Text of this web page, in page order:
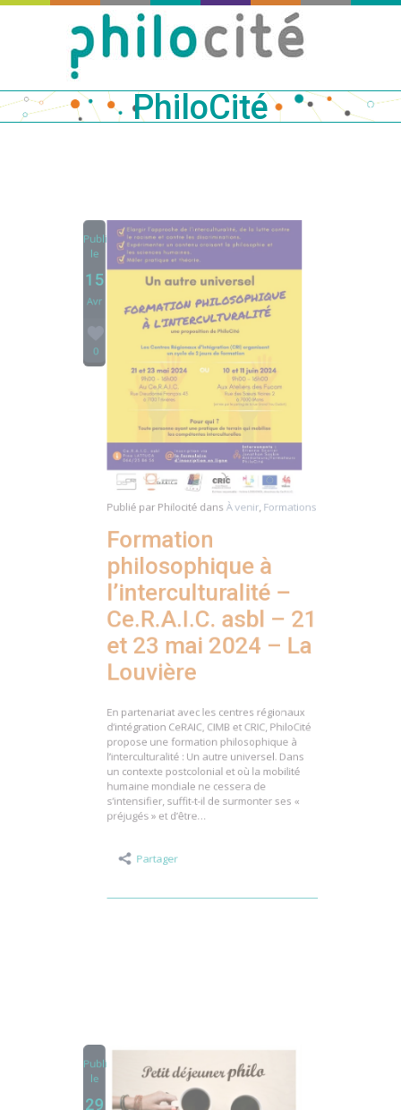
PhiloCité
15
PhilocitédansÀ venir,Formations
Formation
philosophique à
l’interculturalité –
Ce.R.A.I.C. asbl – 21
et 23 mai 2024 – La
Louvière
En partenariat avec les centres régionaux
d’intégration CeRAIC, CIMB et CRIC, PhiloCité
propose une formation philosophique à
l’interculturalité : Un autre universel. Dans
un contexte postcolonial et où la mobilité
humaine mondiale ne cessera de
préjugés » et d’être…
Partager
29